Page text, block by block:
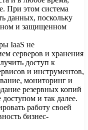
При этом система
данных, поскольку
и защищенном
IaaS не
серверов и хранения
доступ к
и инструментов,
мониторинг и
резервных копий
и так далее.
работу своей
бизнес-